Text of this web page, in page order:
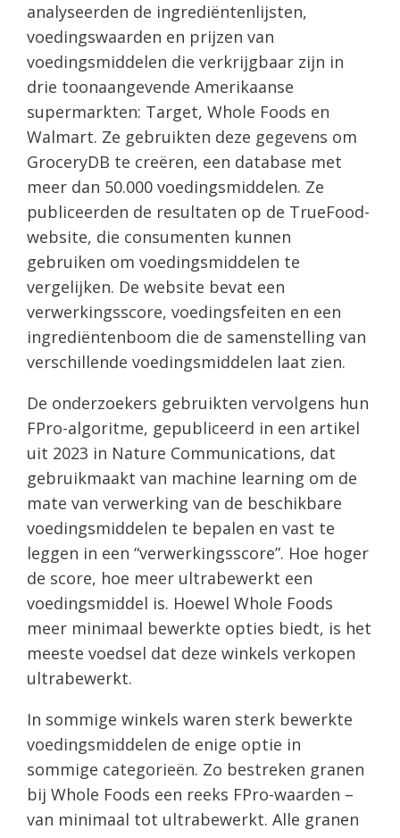
analyseerden de ingrediëntenlijsten,
voedingswaarden en prijzen van
voedingsmiddelen die verkrijgbaar zijn in
drie toonaangevende Amerikaanse
supermarkten: Target, Whole Foods en
Walmart. Ze gebruikten deze gegevens om
GroceryDB te creëren, een database met
meer dan 50.000 voedingsmiddelen. Ze
publiceerden de resultaten op de TrueFood-
website, die consumenten kunnen
gebruiken om voedingsmiddelen te
vergelijken. De website bevat een
verwerkingsscore, voedingsfeiten en een
ingrediëntenboom die de samenstelling van
verschillende voedingsmiddelen laat zien.
De onderzoekers gebruikten vervolgens hun
FPro-algoritme, gepubliceerd in een artikel
uit 2023 in Nature Communications, dat
gebruikmaakt van machine learning om de
mate van verwerking van de beschikbare
voedingsmiddelen te bepalen en vast te
leggen in een “verwerkingsscore”. Hoe hoger
de score, hoe meer ultrabewerkt een
voedingsmiddel is. Hoewel Whole Foods
meer minimaal bewerkte opties biedt, is het
meeste voedsel dat deze winkels verkopen
ultrabewerkt.
In sommige winkels waren sterk bewerkte
voedingsmiddelen de enige optie in
sommige categorieën. Zo bestreken granen
bij Whole Foods een reeks FPro-waarden –
van minimaal tot ultrabewerkt. Alle granen